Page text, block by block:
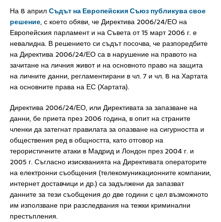
На 8 априлСъдът на Европейския Съюз публикува свое
решение, с което обяви, че Директива 2006/24/ЕО на
Европейския парламент и на Съвета от 15 март 2006 г. е
невалидна. В решението си съдът посочва, че разпоредбите
на Директива 2006/24/ЕО са в нарушение на правото на
зачитане на личния живот и на основното право на защита
на личните данни, регламентирани в чл. 7 и чл. 8 на Хартата
на основните права на ЕС (Хартата).
Директива 2006/24/ЕО, или Директивата за запазване на
данни, бе приета през 2006 година, в опит на страните
членки да затегнат правилата за опазване на сигурността и
обществения ред в общността, като отговор на
терористичните атаки в Мадрид и Лондон през 2004 г. и
2005 г. Съгласно изискванията на Директивата операторите
на електронни съобщения (телекомуникационните компании,
интернет доставчици и др.) са задължени да запазват
данните за тези съобщения до две години с цел възможното
им използване при разследвания на тежки криминални
престъпления.